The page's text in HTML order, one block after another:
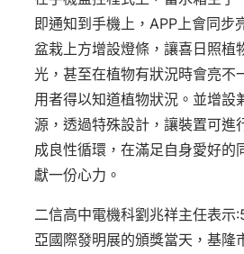
即通知到手機上，APP上會同步
盆栽上方增設燈條，讓喜日照植
光，甚至在植物有狀況時會亮不
用者得以知道植物狀況。並增設
源，透過特殊設計，讓裝置可進
成良性循環，在滿足自身愛好的
獻一份心力。
二信高中電機科劉兆祥主任表示
亞國際發明展的頒獎當天，基隆